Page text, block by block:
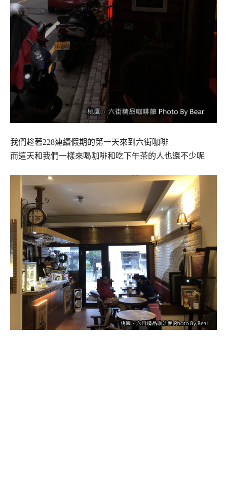
我們趁著228連續假期的第一天來到六街咖啡
而這天和我們一樣來喝咖啡和吃下午茶的人也還不少呢